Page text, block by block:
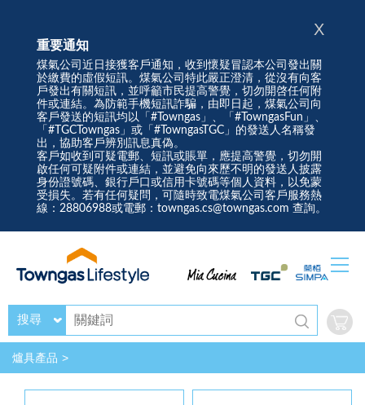
重要通知
煤氣公司近日接獲客戶通知，收到懷疑冒認本公司發出關
於繳費的虛假短訊。煤氣公司特此嚴正澄清，從沒有向客
戶發出有關短訊，並呼籲市民提高警覺，切勿開啓任何附
件或連結。為防範手機短訊詐騙，由即日起，煤氣公司向
客戶發送的短訊均以「#Towngas」、「#TowngasFun」、
「#TGCTowngas」或「#TowngasTGC」的發送人名稱發
出，協助客戶辨別訊息真偽。
客戶如收到可疑電郵、短訊或賬單，應提高警覺，切勿開
啟任何可疑附件或連結，並避免向來歷不明的發送人披露
身份證號碼、銀行戶口或信用卡號碼等個人資料，以免蒙
受損失。若有任何疑問，可隨時致電煤氣公司客戶服務熱
線：28806988或電郵：towngas.cs@towngas.com 查詢。
X
搜尋
爐具產品